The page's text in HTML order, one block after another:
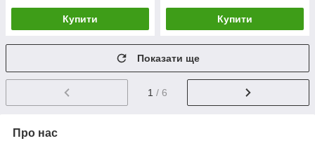
Купити Купити
Показати ще
1 / 6
Про нас